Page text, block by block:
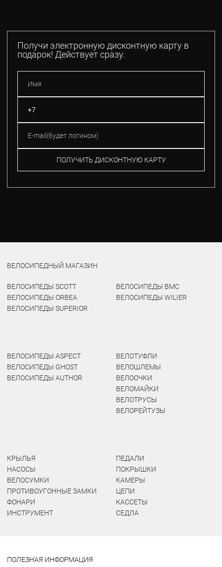
Получи электронную дисконтную карту в
подарок! Действует сразу.
ПОЛУЧИТЬ ДИСКОНТНУЮ КАРТУ
ВЕЛОСИПЕДНЫЙ МАГАЗИН
ВЕЛОСИПЕДЫ SCOTT
ВЕЛОСИПЕДЫ ORBEA
ВЕЛОСИПЕДЫ SUPERIOR
ВЕЛОСИПЕДЫ BMC
ВЕЛОСИПЕДЫ WILIER
ВЕЛОСИПЕДЫ ASPECT
ВЕЛОСИПЕДЫ GHOST
ВЕЛОСИПЕДЫ AUTHOR
ВЕЛОТУФЛИ
ВЕЛОШЛЕМЫ
ВЕЛООЧКИ
ВЕЛОМАЙКИ
ВЕЛОТРУСЫ
ВЕЛОРЕЙТУЗЫ
КРЫЛЬЯ
НАСОСЫ
ВЕЛОСУМКИ
ПРОТИВОУГОННЫЕ ЗАМКИ
ФОНАРИ
ИНСТРУМЕНТ
ПЕДАЛИ
ПОКРЫШКИ
КАМЕРЫ
ЦЕПИ
КАССЕТЫ
СЕДЛА
ПОЛЕЗНАЯ ИНФОРМАЦИЯ